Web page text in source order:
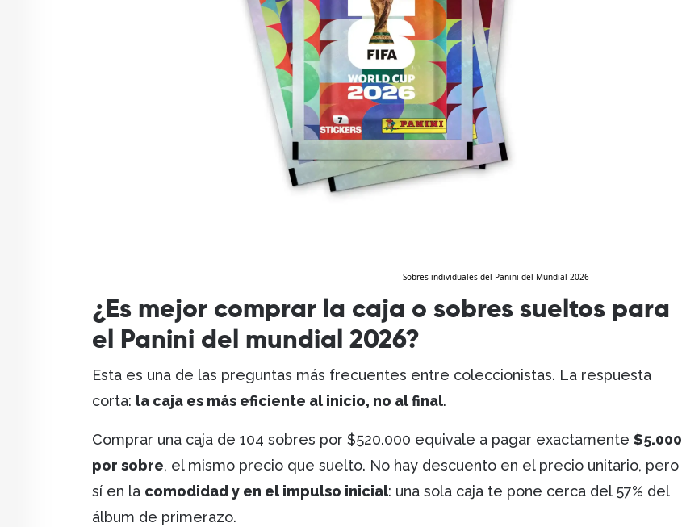
Sobres individuales del Panini del Mundial 2026
¿Es mejor comprar la caja o sobres sueltos para
el Panini del mundial 2026?
Esta es una de las preguntas más frecuentes entre coleccionistas. La respuesta
corta: la caja es más eficiente al inicio, no al final.
Comprar una caja de 104 sobres por $520.000 equivale a pagar exactamente $5.000
por sobre, el mismo precio que suelto. No hay descuento en el precio unitario, pero
sí en la comodidad y en el impulso inicial: una sola caja te pone cerca del 57% del
álbum de primerazo.